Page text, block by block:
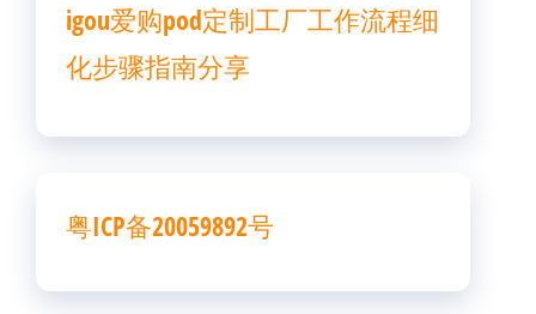
igou爱购pod定制工厂工作流程细
化步骤指南分享
粤ICP备20059892号